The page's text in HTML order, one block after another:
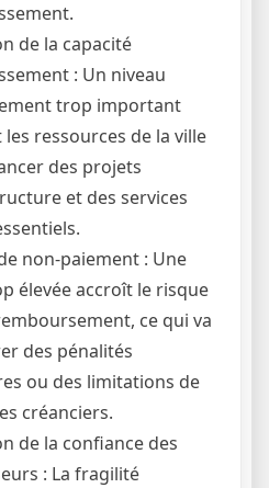
de la capacité
: Un niveau
trop important
ressources de la ville
des projets
et des services
non-paiement : Une
élevée accroît le risque
ce qui va
des pénalités
ou des limitations de
créanciers.
de la confiance des
: La fragilité